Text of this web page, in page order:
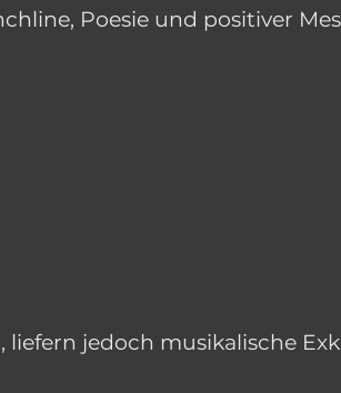
Poesie und positiver
jedoch musikalische